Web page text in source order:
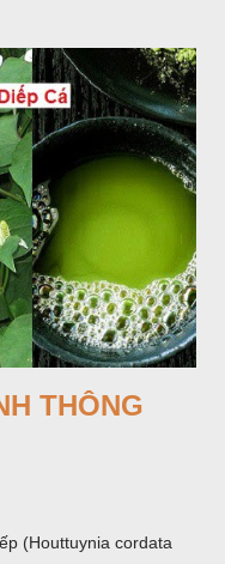
mặt trong màu đỏ thẫm,
phần hoa cái ở dưới,
bố ở Ấn độ, Myanma,
Inđônêxia,
rải rác ở khắp các
đem về trồng từ
hàng rào và trên các
gặp nhiều ở các tỉnh
THÔNG
(Houttuynia cordata